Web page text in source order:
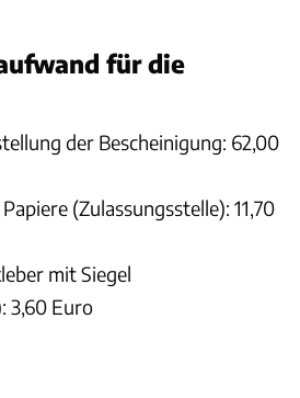
für die
der Bescheinigung: 62,00
(Zulassungsstelle): 11,70
mit Siegel
3,60 Euro